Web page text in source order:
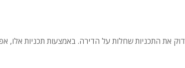
את התכניות שחלות על הדירה. באמצעות תכניות אלו,